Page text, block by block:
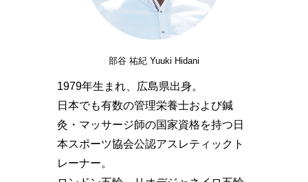
部谷 祐紀 Yuuki Hidani
1979年生まれ、広島県出身。
日本でも有数の管理栄養士および鍼
灸・マッサージ師の国家資格を持つ日
本スポーツ協会公認アスレティックト
レーナー。